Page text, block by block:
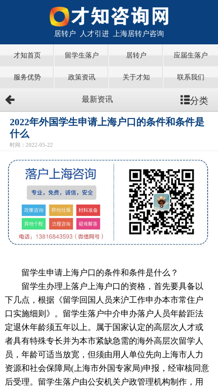
居转户 人才引进 上海居转户咨询
才知首页 留学生落户 居转户 应届生落户
服务优势 政策资讯 关于才知 联系我们
最新资讯 分类
2022年外国学生申请上海户口的条件和条件是
什么
时间：2022-05-22
留学生申请上海户口的条件和条件是什么？
留学生办理上落户上海户口的资格，首先要具备以
下几点，根据《留学回国人员来沪工作申办本市常住户
口实施细则》。留学生落户中介申办落户人员年龄距法
定退休年龄须五年以上。属于国家认定的高层次人才或
者具有特殊专长并为本市紧缺急需的海外高层次留学人
员，年龄可适当放宽，但须由用人单位先向上海市人力
资源和社会保障局(上海市外国专家局)申报，经审核同意
后受理。留学生落户由公安机关户政管理机构制作，用